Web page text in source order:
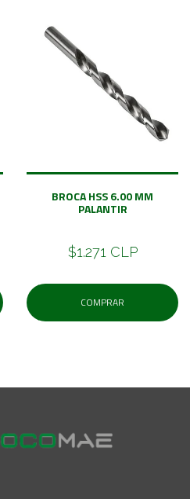
BROCA HSS 6.00 MM
PALANTIR
$1.271 CLP
COMPRAR